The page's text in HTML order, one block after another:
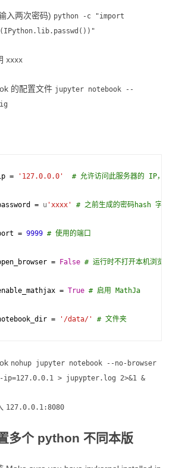
入两次密码) python -c "import
xxxx
的配置文件 jupyter notebook --
= '127.0.0.0' # 允许访问此服务器的 IP，星
= u 'xxxx' # 之前生成的密码hash 字串
= 9999 # 使用的端口
= False # 运行时不打开本机浏览器
= True # 启用 MathJa
= '/data/' # 文件夹
nohup jupyter notebook --no-browser
ip=127.0.0.1 > jupypter.log 2>&1 &
127.0.0.1:8080
多个 python 不同本版